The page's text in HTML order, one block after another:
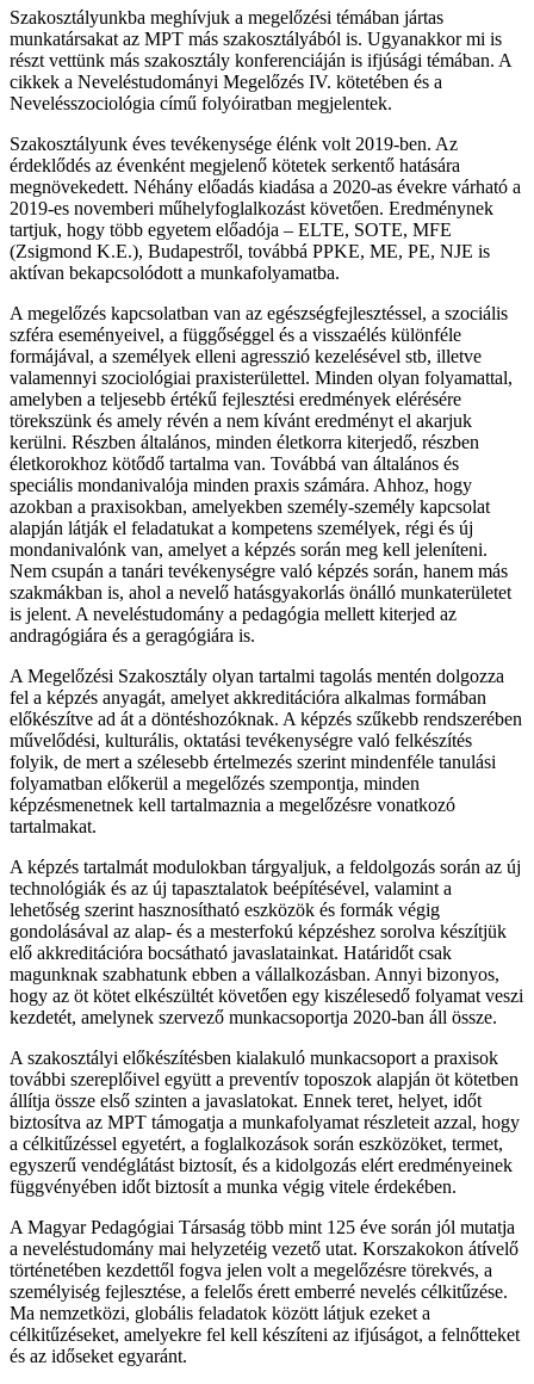
Szakosztályunkba meghívjuk a megelőzési témában jártas
munkatársakat az MPT más szakosztályából is. Ugyanakkor mi is
részt vettünk más szakosztály konferenciáján is ifjúsági témában. A
cikkek a Neveléstudományi Megelőzés IV. kötetében és a
Nevelésszociológia című folyóiratban megjelentek.
Szakosztályunk éves tevékenysége élénk volt 2019-ben. Az
érdeklődés az évenként megjelenő kötetek serkentő hatására
megnövekedett. Néhány előadás kiadása a 2020-as évekre várható a
2019-es novemberi műhelyfoglalkozást követően. Eredménynek
tartjuk, hogy több egyetem előadója – ELTE, SOTE, MFE
(Zsigmond K.E.), Budapestről, továbbá PPKE, ME, PE, NJE is
aktívan bekapcsolódott a munkafolyamatba.
A megelőzés kapcsolatban van az egészségfejlesztéssel, a szociális
szféra eseményeivel, a függőséggel és a visszaélés különféle
formájával, a személyek elleni agresszió kezelésével stb, illetve
valamennyi szociológiai praxisterülettel. Minden olyan folyamattal,
amelyben a teljesebb értékű fejlesztési eredmények elérésére
törekszünk és amely révén a nem kívánt eredményt el akarjuk
kerülni. Részben általános, minden életkorra kiterjedő, részben
életkorokhoz kötődő tartalma van. Továbbá van általános és
speciális mondanivalója minden praxis számára. Ahhoz, hogy
azokban a praxisokban, amelyekben személy-személy kapcsolat
alapján látják el feladatukat a kompetens személyek, régi és új
mondanivalónk van, amelyet a képzés során meg kell jeleníteni.
Nem csupán a tanári tevékenységre való képzés során, hanem más
szakmákban is, ahol a nevelő hatásgyakorlás önálló munkaterületet
is jelent. A neveléstudomány a pedagógia mellett kiterjed az
andragógiára és a geragógiára is.
A Megelőzési Szakosztály olyan tartalmi tagolás mentén dolgozza
fel a képzés anyagát, amelyet akkreditációra alkalmas formában
előkészítve ad át a döntéshozóknak. A képzés szűkebb rendszerében
művelődési, kulturális, oktatási tevékenységre való felkészítés
folyik, de mert a szélesebb értelmezés szerint mindenféle tanulási
folyamatban előkerül a megelőzés szempontja, minden
képzésmenetnek kell tartalmaznia a megelőzésre vonatkozó
tartalmakat.
A képzés tartalmát modulokban tárgyaljuk, a feldolgozás során az új
technológiák és az új tapasztalatok beépítésével, valamint a
lehetőség szerint hasznosítható eszközök és formák végig
gondolásával az alap- és a mesterfokú képzéshez sorolva készítjük
elő akkreditációra bocsátható javaslatainkat. Határidőt csak
magunknak szabhatunk ebben a vállalkozásban. Annyi bizonyos,
hogy az öt kötet elkészültét követően egy kiszélesedő folyamat veszi
kezdetét, amelynek szervező munkacsoportja 2020-ban áll össze.
A szakosztályi előkészítésben kialakuló munkacsoport a praxisok
további szereplőivel együtt a preventív toposzok alapján öt kötetben
állítja össze első szinten a javaslatokat. Ennek teret, helyet, időt
biztosítva az MPT támogatja a munkafolyamat részleteit azzal, hogy
a célkitűzéssel egyetért, a foglalkozások során eszközöket, termet,
egyszerű vendéglátást biztosít, és a kidolgozás elért eredményeinek
függvényében időt biztosít a munka végig vitele érdekében.
A Magyar Pedagógiai Társaság több mint 125 éve során jól mutatja
a neveléstudomány mai helyzetéig vezető utat. Korszakokon átívelő
történetében kezdettől fogva jelen volt a megelőzésre törekvés, a
személyiség fejlesztése, a felelős érett emberré nevelés célkitűzése.
Ma nemzetközi, globális feladatok között látjuk ezeket a
célkitűzéseket, amelyekre fel kell készíteni az ifjúságot, a felnőtteket
és az időseket egyaránt.